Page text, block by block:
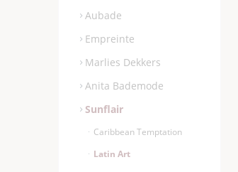
Aubade
Empreinte
Marlies Dekkers
Anita Bademode
Sunflair
Caribbean Temptation
Latin Art